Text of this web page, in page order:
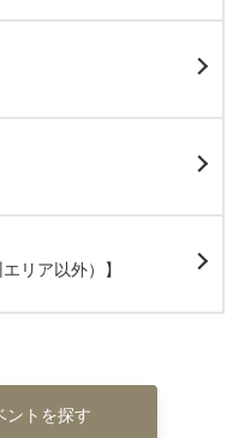
リア以外）】
ントを探す